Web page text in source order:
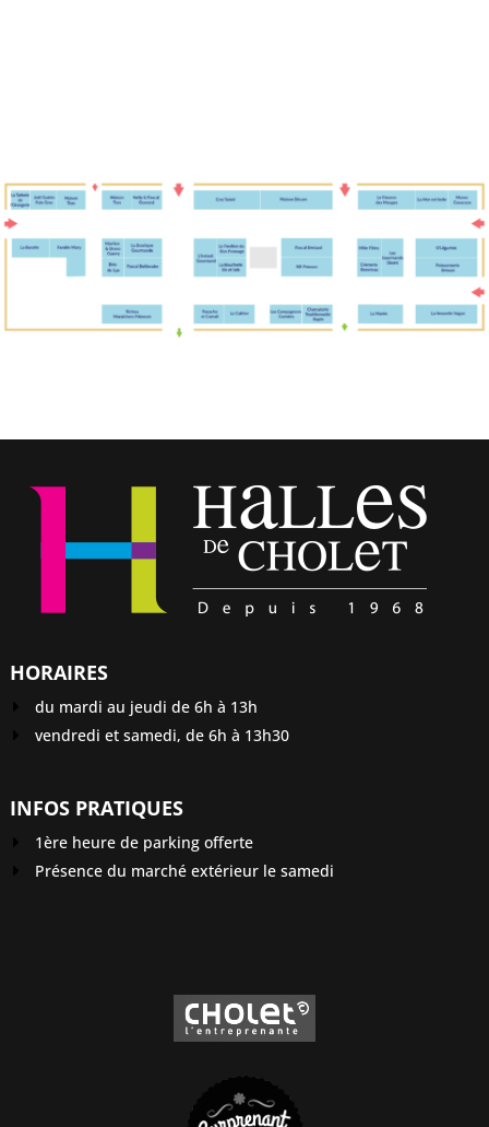
HORAIRES
du mardi au jeudi de 6h à 13h
vendredi et samedi, de 6h à 13h30
INFOS PRATIQUES
1ère heure de parking offerte
Présence du marché extérieur le samedi